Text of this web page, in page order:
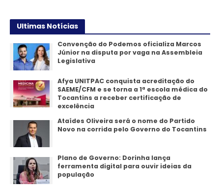
Ultimas Notícias
Convenção do Podemos oficializa Marcos
Júnior na disputa por vaga na Assembleia
Legislativa
Afya UNITPAC conquista acreditação do
SAEME/CFM e se torna a 1ª escola médica do
Tocantins a receber certificação de
excelência
Ataídes Oliveira será o nome do Partido
Novo na corrida pelo Governo do Tocantins
Plano de Governo: Dorinha lança
ferramenta digital para ouvir ideias da
população